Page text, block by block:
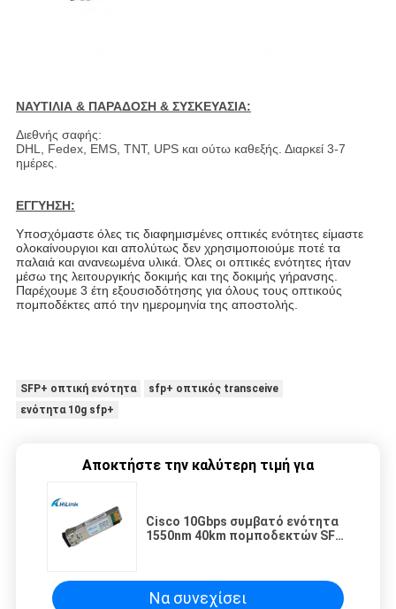
ΝΑΥΤΙΛΙΑ & ΠΑΡΑΔΟΣΗ & ΣΥΣΚΕΥΑΣΙΑ:
Διεθνής σαφής:
DHL, Fedex, EMS, TNT, UPS και ούτω καθεξής. Διαρκεί 3-7
ημέρες.
ΕΓΓΥΗΣΗ:
Υποσχόμαστε όλες τις διαφημισμένες οπτικές ενότητες είμαστε
ολοκαίνουργιοι και απολύτως δεν χρησιμοποιούμε ποτέ τα
παλαιά και ανανεωμένα υλικά. Όλες οι οπτικές ενότητες ήταν
μέσω της λειτουργικής δοκιμής και της δοκιμής γήρανσης.
Παρέχουμε 3 έτη εξουσιοδότησης για όλους τους οπτικούς
πομποδέκτες από την ημερομηνία της αποστολής.
SFP+ οπτική ενότητα
sfp+ οπτικός transceive
ενότητα 10g sfp+
Αποκτήστε την καλύτερη τιμή για
Cisco 10Gbps συμβατό ενότητα
1550nm 40km πομποδεκτών SFP
Να συνεχίσει